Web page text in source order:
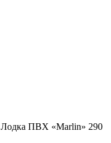
Лодка ПВХ «Marlin» 290